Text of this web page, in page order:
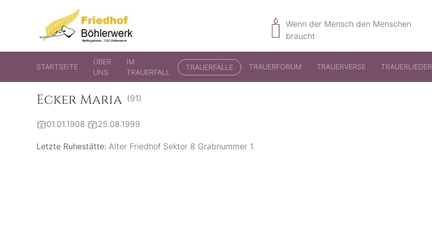
Friedhof Böhlerwerk
der virtuelle Friedhof von Böhlerwerk
Wenn der Mensch den Menschen
braucht
STARTSEITE
ÜBER
UNS
IM
TRAUERFALL
TRAUERFÄLLE TRAUERFORUM TRAUERVERSE TRAUERLIEDER
Ecker Maria (91)
01.01.1908 25.08.1999
Letzte Ruhestätte: Alter Friedhof Sektor 8 Grabnummer 1